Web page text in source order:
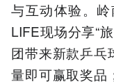
与互动体验。
LIFE现场分享“
团带来新款乒乓
量即可赢取奖品